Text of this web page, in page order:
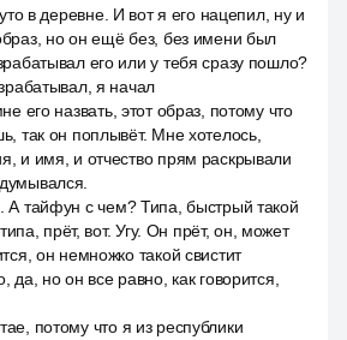
в деревне. И вот я его нацепил, ну и
но он ещё без, без имени был
его или у тебя сразу пошло?
я начал
его назвать, этот образ, потому что
так он поплывёт. Мне хотелось,
и имя, и отчество прям раскрывали
тайфун с чем? Типа, быстрый такой
прёт, вот. Угу. Он прёт, он, может
он немножко такой свистит
да, но он все равно, как говорится,
потому что я из республики